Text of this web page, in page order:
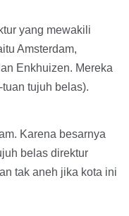
yang mewakili
Amsterdam,
Enkhuizen. Mereka
tujuh belas).
Karena besarnya
belas direktur
tak aneh jika kota ini